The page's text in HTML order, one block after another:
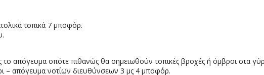
τοπικά 7 μποφόρ.
το απόγευμα οπότε πιθανώς θα σημειωθούν τοπικές βροχές ή όμβροι στα
– απόγευμα νοτίων διευθύνσεων 3 μς 4 μποφόρ.